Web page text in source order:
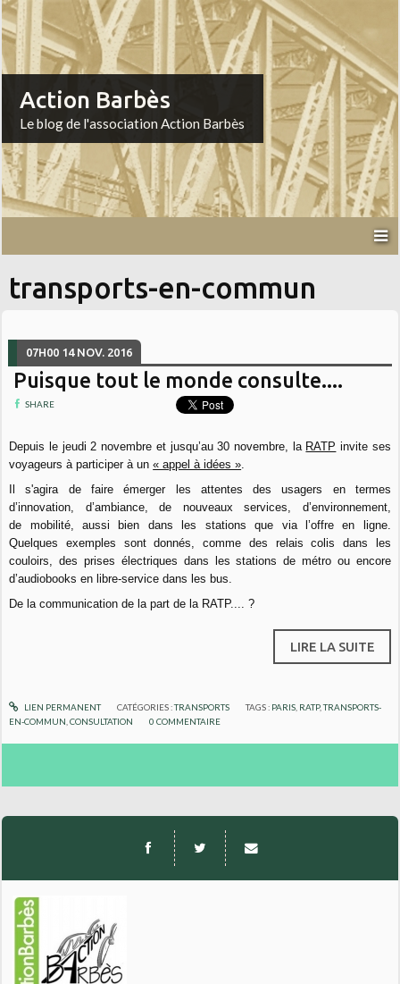
Action Barbès
Le blog de l'association Action Barbès
transports-en-commun
07H00 14 NOV. 2016
Puisque tout le monde consulte....
SHARE
Depuis le jeudi 2 novembre et jusqu’au 30 novembre, la RATP invite ses
voyageurs à participer à un« appel à idées ».
Il s'agira de faire émerger les attentes des usagers en termes
d’innovation, d’ambiance, de nouveaux services, d’environnement,
de mobilité, aussi bien dans les stations que via l’offre en ligne.
Quelques exemples sont donnés, comme des relais colis dans les
couloirs, des prises électriques dans les stations de métro ou encore
d’audiobooks en libre-service dans les bus.
De la communication de la part de la RATP.... ?
LIRE LA SUITE
LIEN PERMANENT CATÉGORIES :TRANSPORTS TAGS : PARIS, RATP,TRANSPORTS-
EN-COMMUN,CONSULTATION 0 COMMENTAIRE